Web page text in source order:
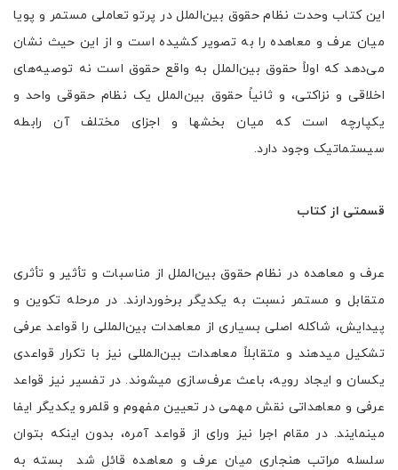
این کتاب وحدت نظام حقوق بین‌الملل در پرتو تعاملی مستمر و پویا
میان عرف و معاهده را به تصویر کشیده است و از این حیث نشان
می‌دهد که اولاً حقوق بین‌الملل به واقع حقوق است نه توصیه‌های
اخلاقی و نزاکتی، و ثانیاً حقوق بین‌الملل یک نظام حقوقی واحد و
یکپارچه است که میان بخشها و اجزای مختلف آن رابطه
سیستماتیک وجود دارد.
قسمتی از کتاب
عرف و معاهده در نظام حقوق بین‌الملل از مناسبات و تأثیر و تأثری
متقابل و مستمر نسبت به یکدیگر برخوردارند. در مرحله تکوین و
پیدایش، شاکله اصلی بسیاری از معاهدات بین‌المللی را قواعد عرفی
تشکیل میدهند و متقابلاً معاهدات بین‌المللی نیز با تکرار قواعدی
یکسان و ایجاد رویه، باعث عرف‌سازی میشوند. در تفسیر نیز قواعد
عرفی و معاهداتی نقش مهمی در تعیین مفهوم و قلمرو یکدیگر ایفا
مینمایند. در مقام اجرا نیز ورای از قواعد آمره، بدون اینکه بتوان
سلسله مراتب هنجاری میان عرف و معاهده قائل شد بسته به